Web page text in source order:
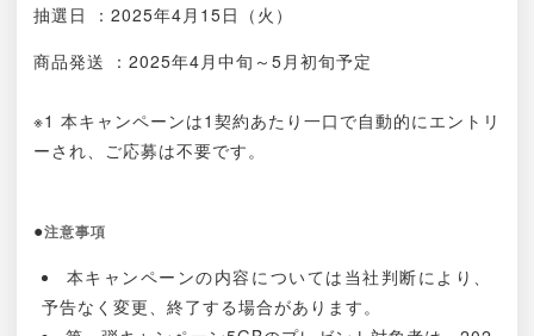
抽選日 ：2025年4月15日（火）
商品発送 ：2025年4月中旬～5月初旬予定
※1 本キャンペーンは1契約あたり一口で自動的にエントリ
ーされ、ご応募は不要です。
●注意事項
本キャンペーンの内容については当社判断により、
予告なく変更、終了する場合があります。